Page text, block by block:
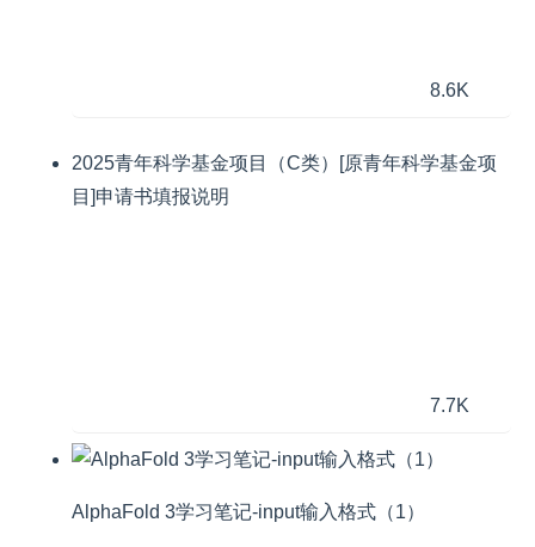
8.6K
2025青年科学基金项目（C类）[原青年科学基金项
目]申请书填报说明
7.7K
AlphaFold 3学习笔记-input输入格式（1）